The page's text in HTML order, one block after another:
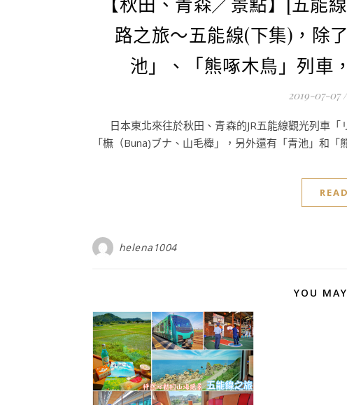
路之旅～五能線(下集)，除
池」、「熊啄木鳥」列車
2019-07-07 /
日本東北來往於秋田、青森的JR五能線觀光列車「
「橅（Buna)ブナ、山毛櫸」，另外還有「青池」和
helena1004
YOU